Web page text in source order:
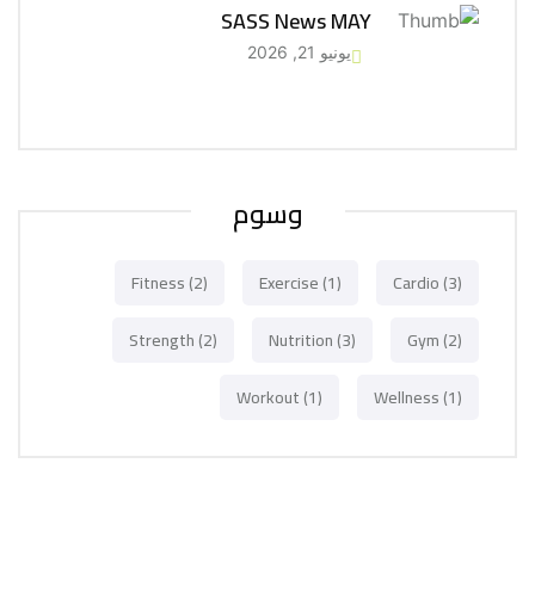
SASS News MAY
يونيو 21, 2026
وسوم
Cardio(3)
Exercise(1)
Fitness(2)
Gym(2)
Nutrition(3)
Strength(2)
Wellness(1)
Workout(1)